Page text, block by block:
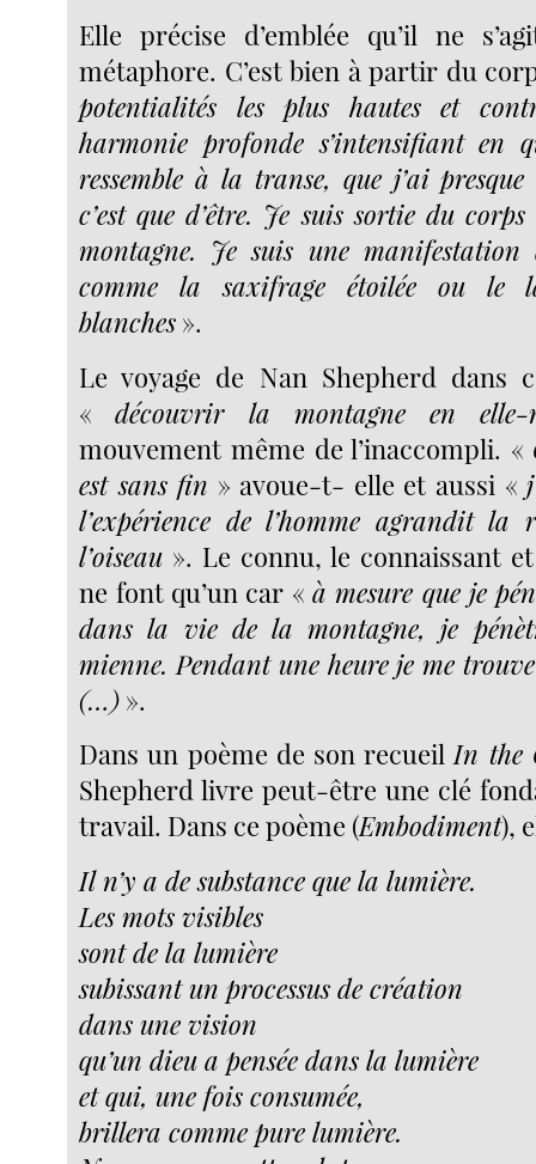
Elle précise d’emblée qu’il ne
métaphore. C’est bien à partir du
potentialités les plus hautes et
harmonie profonde s’intensifiant en
ressemble à la transe, que j’ai
c’est que d’être. Je suis sortie du
montagne. Je suis une
comme la saxifrage étoilée ou le
blanches ».
Le voyage de Nan Shepherd dans
«découvrir la montagne en elle-
mouvement même de l’inaccompli. «
est sans fin » avoue-t- elle et aussi «
l’expérience de l’homme agrandit
l’oiseau ». Le connu, le connaissant
ne font qu’un car « à mesure que je
dans la vie de la montagne, je
mienne. Pendant une heure je me
(…) ».
Dans un poème de son recueilIn the
Shepherd livre peut-être une clé
travail. Dans ce poème (Embodiment),
Il n’y a de substance que la lumière.
Les mots visibles
sont de la lumière
subissant un processus de création
dans une vision
qu’un dieu a pensée dans la lumière
et qui, une fois consumée,
brillera comme pure lumière.